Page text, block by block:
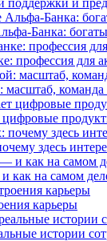
Банка:
профессия для
здесь
на самом
карьеры
истории